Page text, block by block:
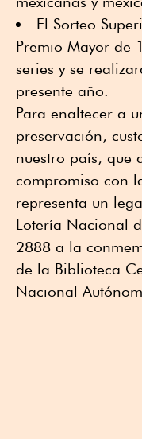
El Sorteo
Premio Mayor de
series y se
presente año.
Para enaltecer a
preservación,
nuestro país, que
compromiso con
representa un
Lotería Nacional
2888 a la
de la Biblioteca
Nacional